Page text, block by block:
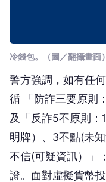
冷錢包。（圖／翻攝畫面）
警方強調，如有任
循 「防詐三要原則
及「反詐5不原則：
明牌）、3不點(未
不信(可疑資訊）」
證。面對虛擬貨幣